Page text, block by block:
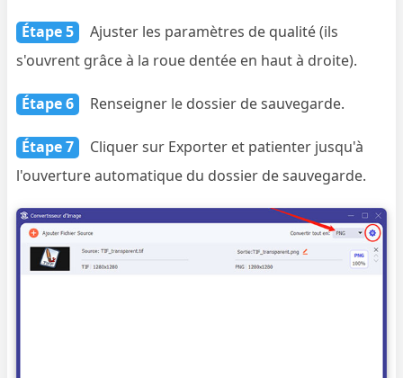
Étape 5
Ajuster les paramètres de qualité (ils
s'ouvrent grâce à la roue dentée en haut à droite).
Étape 6 Renseigner le dossier de sauvegarde.
Étape 7
Cliquer sur Exporter et patienter jusqu'à
l'ouverture automatique du dossier de sauvegarde.